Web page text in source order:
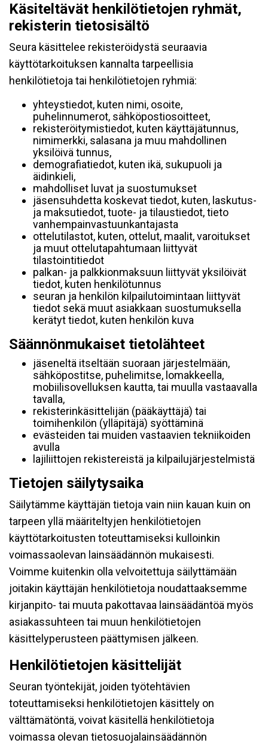
Käsiteltävät henkilötietojen ryhmät,
rekisterin tietosisältö
Seura käsittelee rekisteröidystä seuraavia
käyttötarkoituksen kannalta tarpeellisia
henkilötietoja tai henkilötietojen ryhmiä:
yhteystiedot, kuten nimi, osoite,
puhelinnumerot, sähköpostiosoitteet,
rekisteröitymistiedot, kuten käyttäjätunnus,
nimimerkki, salasana ja muu mahdollinen
yksilöivä tunnus,
demografiatiedot, kuten ikä, sukupuoli ja
äidinkieli,
mahdolliset luvat ja suostumukset
jäsensuhdetta koskevat tiedot, kuten, laskutus-
ja maksutiedot, tuote- ja tilaustiedot, tieto
vanhempainvastuunkantajasta
ottelutilastot, kuten, ottelut, maalit, varoitukset
ja muut ottelutapahtumaan liittyvät
tilastointitiedot
palkan- ja palkkionmaksuun liittyvät yksilöivät
tiedot, kuten henkilötunnus
seuran ja henkilön kilpailutoimintaan liittyvät
tiedot sekä muut asiakkaan suostumuksella
kerätyt tiedot, kuten henkilön kuva
Säännönmukaiset tietolähteet
jäseneltä itseltään suoraan järjestelmään,
sähköpostitse, puhelimitse, lomakkeella,
mobiilisovelluksen kautta, tai muulla vastaavalla
tavalla,
rekisterinkäsittelijän (pääkäyttäjä) tai
toimihenkilön (ylläpitäjä) syöttäminä
evästeiden tai muiden vastaavien tekniikoiden
avulla
lajiliittojen rekistereistä ja kilpailujärjestelmistä
Tietojen säilytysaika
Säilytämme käyttäjän tietoja vain niin kauan kuin on
tarpeen yllä määriteltyjen henkilötietojen
käyttötarkoitusten toteuttamiseksi kulloinkin
voimassaolevan lainsäädännön mukaisesti.
Voimme kuitenkin olla velvoitettuja säilyttämään
joitakin käyttäjän henkilötietoja noudattaaksemme
kirjanpito- tai muuta pakottavaa lainsäädäntöä myös
asiakassuhteen tai muun henkilötietojen
käsittelyperusteen päättymisen jälkeen.
Henkilötietojen käsittelijät
Seuran työntekijät, joiden työtehtävien
toteuttamiseksi henkilötietojen käsittely on
välttämätöntä, voivat käsitellä henkilötietoja
voimassa olevan tietosuojalainsäädännön